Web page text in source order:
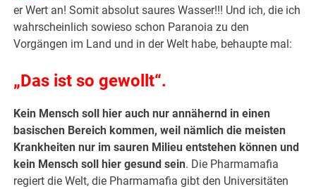
er Wert an! Somit absolut saures Wasser!!! Und ich, die ich
wahrscheinlich sowieso schon Paranoia zu den
Vorgängen im Land und in der Welt habe, behaupte mal:
„Das ist so gewollt“.
Kein Mensch soll hier auch nur annähernd in einen
basischen Bereich kommen, weil nämlich die meisten
Krankheiten nur im sauren Milieu entstehen können und
kein Mensch soll hier gesund sein. Die Pharmamafia
regiert die Welt, die Pharmamafia gibt den Universitäten